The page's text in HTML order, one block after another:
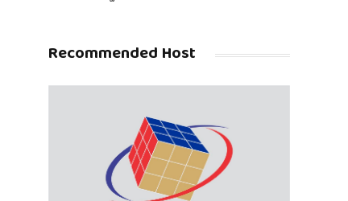
Recommended Host